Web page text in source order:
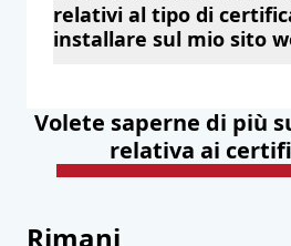
relativi al tipo di
installare sul mio sito
Volete saperne di più
relativa ai
Rimani